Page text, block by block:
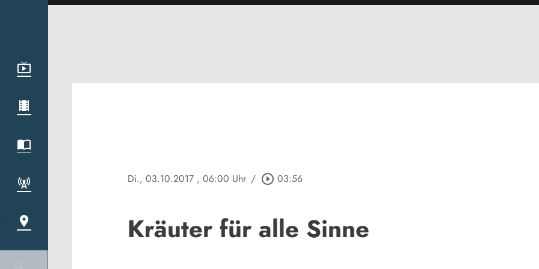
Di., 03.10.2017 , 06:00 Uhr / play_circle_outline 03:56
Kräuter für alle Sinne